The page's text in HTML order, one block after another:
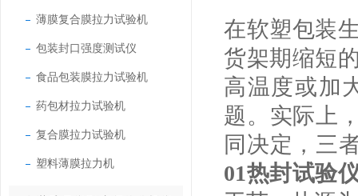
薄膜复合膜拉力试验机
包装封口强度测试仪
食品包装膜拉力试验机
药包材拉力试验机
复合膜拉力试验机
塑料薄膜拉力机
在软塑包装
货架期缩短
高温度或加
题。实际上
同决定，三
01热封试验